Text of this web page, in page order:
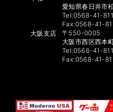
愛知県春日井市
Tel:0568-41-
Fax:0568-41-
大阪支店
〒550-0005
大阪市西区西本
Tel:0568-41-
Fax:0568-41-